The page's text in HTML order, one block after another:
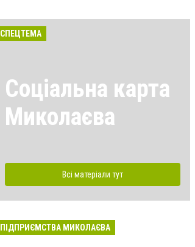
СПЕЦТЕМА
Соціальна карта
Миколаєва
Всі матеріали тут
ПІДПРИЄМСТВА МИКОЛАЄВА